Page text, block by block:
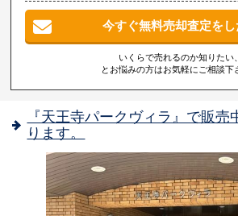
今すぐ無料売却査定を
いくらで売れるのか知りたい、
とお悩みの方はお気軽にご相談下
『天王寺パークヴィラ』で販
ります。